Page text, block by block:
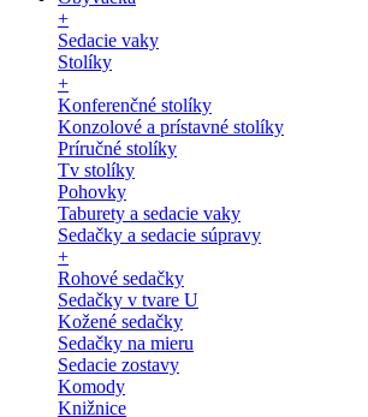
+
Sedacie vaky
Stolíky
+
Konferenčné stolíky
Konzolové a prístavné stolíky
Príručné stolíky
Tv stolíky
Pohovky
Taburety a sedacie vaky
Sedačky a sedacie súpravy
+
Rohové sedačky
Sedačky v tvare U
Kožené sedačky
Sedačky na mieru
Sedacie zostavy
Komody
Knižnice